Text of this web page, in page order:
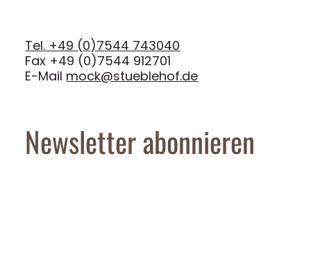
Tel. +49 (0)7544 743040
Fax +49 (0)7544 912701
E-Mail mock@stueblehof.de
Newsletter abonnieren